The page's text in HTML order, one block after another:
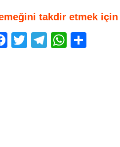
takdir etmek için
F
T
T
W